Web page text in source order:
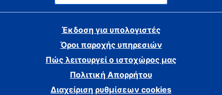
Έκδοση για υπολογιστές
Όροι παροχής υπηρεσιών
Πώς λειτουργεί ο ιστοχώρος μας
Πολιτική Απορρήτου
Διαχείριση ρυθμίσεων cookies